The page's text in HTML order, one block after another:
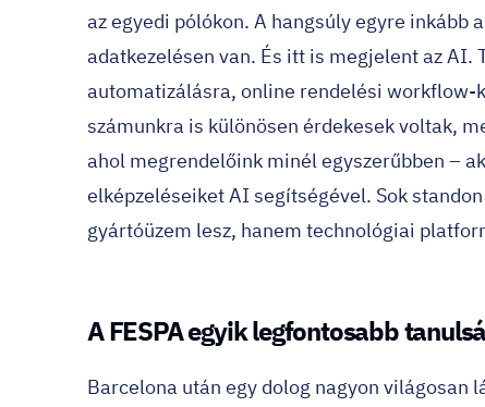
az egyedi pólókon. A hangsúly egyre inkább
adatkezelésen van. És itt is megjelent az
automatizálásra, online rendelési workflow-
számunkra is különösen érdekesek voltak,
ahol megrendelőink minél egyszerűbben –
elképzeléseiket AI segítségével. Sok
gyártóüzem lesz, hanem technológiai
A FESPA egyik legfontosabb
Barcelona után egy dolog nagyon